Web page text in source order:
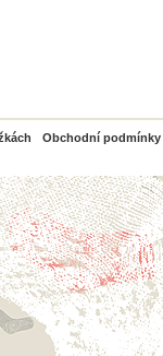
Obchodní podmínky
PayPal